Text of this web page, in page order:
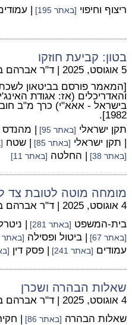
ריצוף וחיפוי [באתר 195] |
בטון: קביעת חוזקו
5 אוגוסט, 2025 | ד"ר אברהם
[המאמר פורסם בביטאון
והאדריכלים (אז: אגודת
1982].
תקן ישראלי [באתר 95] | מהנדס
| תקן ישראלי [באתר 85] | שטח
[באתר 38] | החלטה [באתר 11]
מומחה מוטה לטובת צד
4 אוגוסט, 2025 | ד"ר אברהם
בית-המשפט [באתר 281] |
[באתר 67] | ביטול ופסילה [באתר 39]
עמודים [באתר 241] | פסק דין
שאלות הבהרה ושכרן
4 אוגוסט, 2025 | ד"ר אברהם
שאלות הבהרה [באתר 86] |